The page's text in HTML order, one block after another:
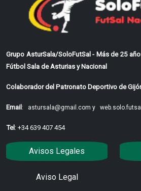
Grupo AsturSala/SoloFutSal - Más de 25
Fútbol Sala de Asturias y Nacional
Colaborador del Patronato Deportivo de
Email : astursala@gmail.com y
Tel : +34 639 407 454
Avisos Legales
Aviso Legal